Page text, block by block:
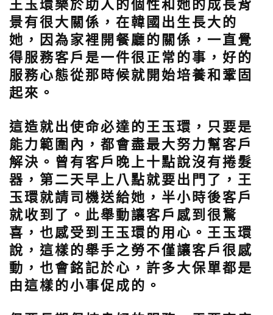
王玉環樂於助人的個性和她的成長背
景有很大關係，在韓國出生長大的
她，因為家裡開餐廳的關係，一直覺
得服務客戶是一件很正常的事，好的
服務心態從那時候就開始培養和鞏固
起來。
這造就出使命必達的王玉環，只要是
能力範圍內，都會盡最大努力幫客戶
解決。曾有客戶晚上十點說沒有捲髮
器，第二天早上八點就要出門了，王
玉環就請司機送給她，半小時後客戶
就收到了。此舉動讓客戶感到很驚
喜，也感受到王玉環的用心。 王玉環
說，這樣的舉手之勞不僅讓客戶很感
動，也會銘記於心，許多大保單都是
由這樣的小事促成的。